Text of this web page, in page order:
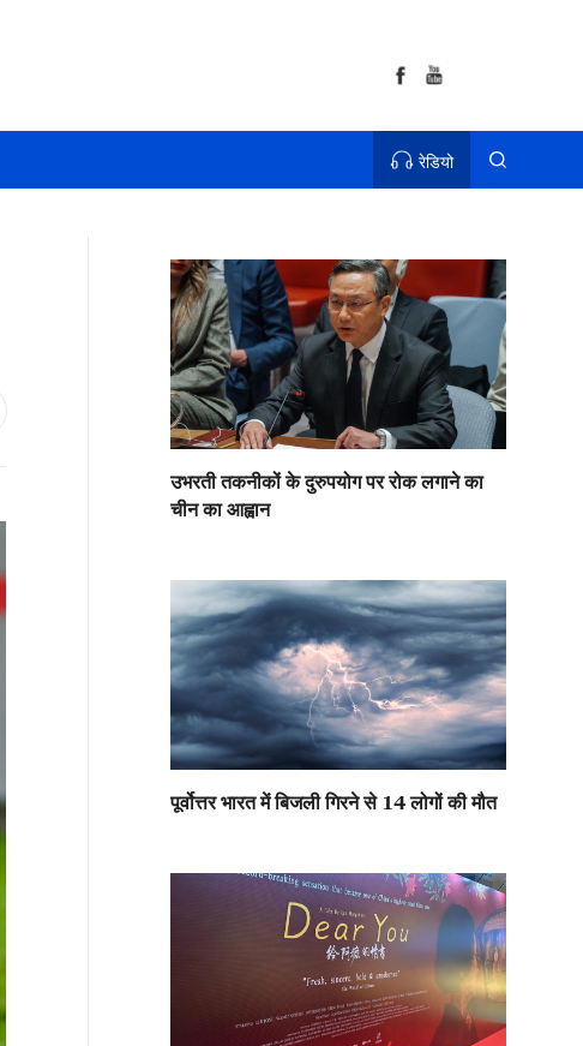
रेडियो
उभरती तकनीकों के दुरुपयोग पर रोक लगाने का
चीन का आह्वान
पूर्वोत्तर भारत में बिजली गिरने से 14 लोगों की मौत